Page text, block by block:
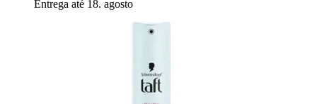
Entrega até 18. agosto